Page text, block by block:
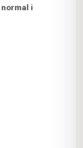
i